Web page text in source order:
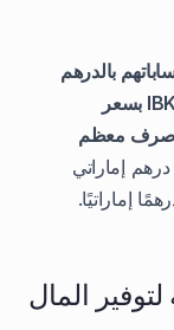
بالدرهم
الإماراتي ويتحولون إلى الدولار داخل IBKR بسعر
صرف معظم
تحويل 10,000 درهم إماراتي
المال